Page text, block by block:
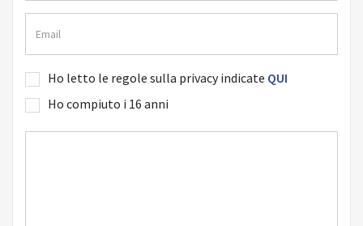
Ho letto le regole sulla privacy indicate QUI
Ho compiuto i 16 anni